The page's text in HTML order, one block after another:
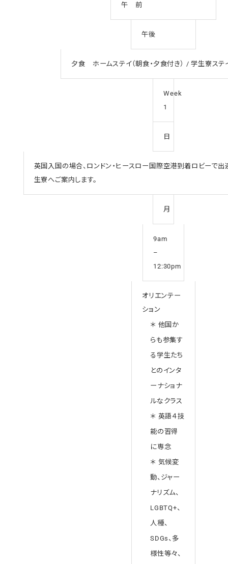
午 前
午後
夕食 ホームステイ（朝食・夕食付き） / 学生寮ステ
Week
1
日
英国入国の場合、ロンドン・ヒースロー国際空港到着ロビーで出
生寮へご案内します。
月
9am
–
12:30pm
オリエンテー
ション
＊ 他国か
らも参集す
る学生たち
とのインタ
ーナショナ
ルなクラス
＊ 英語４技
能の習得
に専念
＊ 気候変
動、ジャー
ナリズム、
LGBTQ+、
人種、
SDGs、多
様性等々、